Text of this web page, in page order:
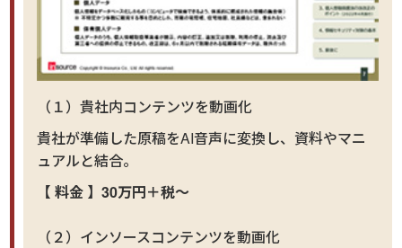
（１）貴社内コンテンツを動画化
貴社が準備した原稿をAI音声に変換し、資料やマニ
ュアルと結合。
【 料金 】30万円＋税～
（２）インソースコンテンツを動画化